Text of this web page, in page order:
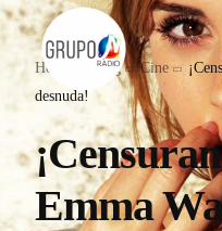
Home Blog Cine
desnuda!
Emma